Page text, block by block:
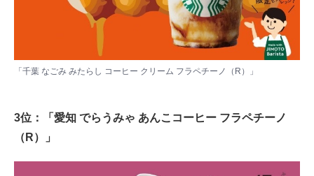
「千葉 なごみ みたらし コーヒー クリーム フラペチーノ（R）」
3位：「愛知 でらうみゃ あんこコーヒー フラペチーノ
（R）」